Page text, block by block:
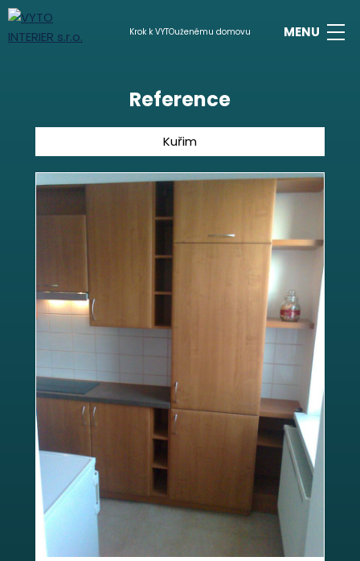
Krok k VYTOuženému domovu
Reference
Kuřim